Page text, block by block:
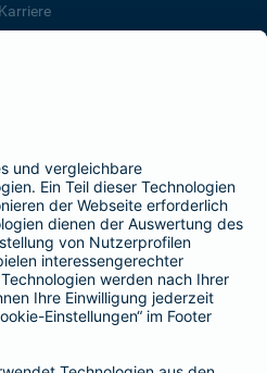
Karriere
der BarmeniaGothaer
SEITEN